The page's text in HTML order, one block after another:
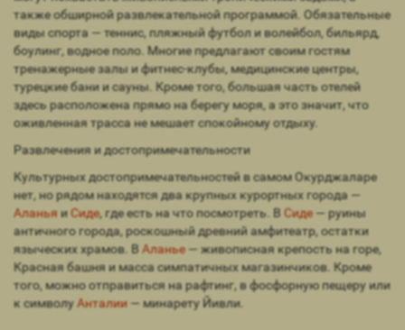
также обширной развлекательной программой. Обязательные
виды спорта — теннис, пляжный футбол и волейбол, бильярд,
боулинг, водное поло. Многие предлагают своим гостям
тренажерные залы и фитнес-клубы, медицинские центры,
турецкие бани и сауны. Кроме того, большая часть отелей
здесь расположена прямо на берегу моря, а это значит, что
оживленная трасса не мешает спокойному отдыху.
Развлечения и достопримечательности
Культурных достопримечательностей в самом Окурджаларе
нет, но рядом находятся два крупных курортных города —
АланьяиСиде, где есть на что посмотреть. ВСиде— руины
античного города, роскошный древний амфитеатр, остатки
языческих храмов. ВАланье— живописная крепость на горе,
Красная башня и масса симпатичных магазинчиков. Кроме
того, можно отправиться на рафтинг, в фосфорную пещеру или
к символуАнталии — минарету Йивли.